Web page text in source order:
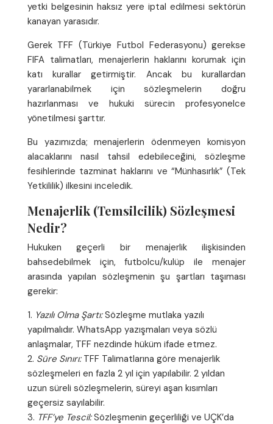
yetki belgesinin haksız yere iptal edilmesi sektörün
kanayan yarasıdır.
Gerek TFF (Türkiye Futbol Federasyonu) gerekse
FIFA talimatları, menajerlerin haklarını korumak için
katı kurallar getirmiştir. Ancak bu kurallardan
yararlanabilmek için sözleşmelerin doğru
hazırlanması ve hukuki sürecin profesyonelce
yönetilmesi şarttır.
Bu yazımızda; menajerlerin ödenmeyen komisyon
alacaklarını nasıl tahsil edebileceğini, sözleşme
fesihlerinde tazminat haklarını ve “Münhasırlık” (Tek
Yetkililik) ilkesini inceledik.
Menajerlik (Temsilcilik) Sözleşmesi
Nedir?
Hukuken geçerli bir menajerlik ilişkisinden
bahsedebilmek için, futbolcu/kulüp ile menajer
arasında yapılan sözleşmenin şu şartları taşıması
gerekir:
Yazılı Olma Şartı:Sözleşme mutlaka yazılı
yapılmalıdır. WhatsApp yazışmaları veya sözlü
anlaşmalar, TFF nezdinde hüküm ifade etmez.
Süre Sınırı: TFF Talimatlarına göre menajerlik
sözleşmeleri en fazla 2 yıl için yapılabilir. 2 yıldan
uzun süreli sözleşmelerin, süreyi aşan kısımları
geçersiz sayılabilir.
TFF’ye Tescil:Sözleşmenin geçerliliği ve UÇK’da